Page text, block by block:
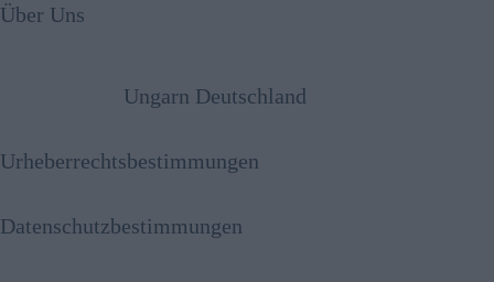
Über Uns
Ungarn Deutschland
Urheberrechtsbestimmungen
Datenschutzbestimmungen